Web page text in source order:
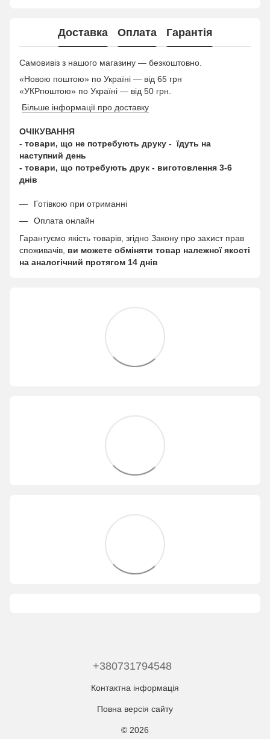
Доставка Оплата Гарантія
Самовивіз з нашого магазину — безкоштовно.
«Новою поштою» по Україні — від 65 грн
«УКРпоштою» по Україні — від 50 грн.
Більше інформації про доставку
ОЧІКУВАННЯ
- товари, що не потребують друку - їдуть на
наступний день
- товари, що потребують друк - виготовлення 3-6
днів
Готівкою при отриманні
Оплата онлайн
Гарантуємо якість товарів, згідно Закону про захист прав
споживачів, ви можете обміняти товар належної якості
на аналогічний протягом 14 днів
+380731794548
Контактна інформація
Повна версія сайту
© 2026